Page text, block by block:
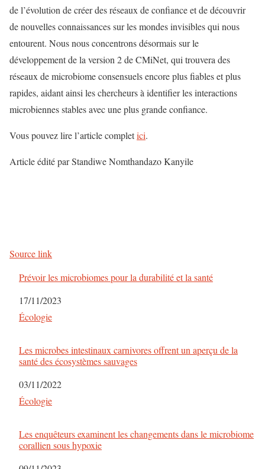
de l’évolution de créer des réseaux de confiance et de découvrir
de nouvelles connaissances sur les mondes invisibles qui nous
entourent. Nous nous concentrons désormais sur le
développement de la version 2 de CMiNet, qui trouvera des
réseaux de microbiome consensuels encore plus fiables et plus
rapides, aidant ainsi les chercheurs à identifier les interactions
microbiennes stables avec une plus grande confiance.
Vous pouvez lire l’article completici.
Article édité par Standiwe Nomthandazo Kanyile
Source link
Prévoir les microbiomes pour la durabilité et la santé
Date
17/11/2023
Par rapport à
Écologie
Les microbes intestinaux carnivores offrent un aperçu de la
santé des écosystèmes sauvages
Date
03/11/2022
Par rapport à
Écologie
Les enquêteurs examinent les changements dans le microbiome
corallien sous hypoxie